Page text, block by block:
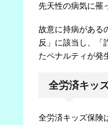
先天性の病気に罹
故意に持病がある
反」に該当し、「
たペナルティが発
全労済キッ
全労済キッズ保険